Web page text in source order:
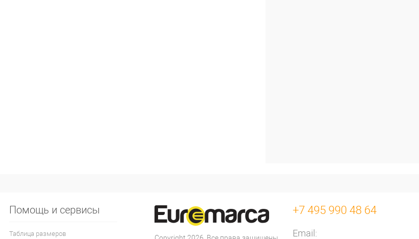
Помощь и сервисы
Таблица размеров
+7 495 990 48 64
Email: